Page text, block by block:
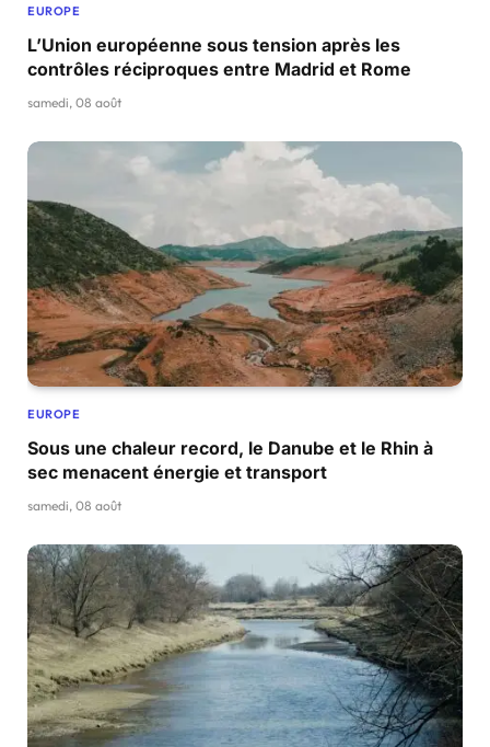
EUROPE
L’Union européenne sous tension après les
contrôles réciproques entre Madrid et Rome
samedi, 08 août
EUROPE
Sous une chaleur record, le Danube et le Rhin à
sec menacent énergie et transport
samedi, 08 août